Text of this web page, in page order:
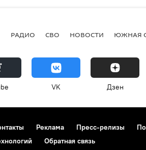
РАДИО СВО НОВОСТИ ЮЖНАЯ
VK Дзен
Реклама Пресс-релизы
Обратная связь